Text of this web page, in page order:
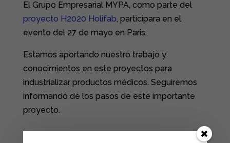
El Grupo Empresarial MYPA, como parte del
proyecto H2020 Holifab, participara en el
evento del 27 de mayo en Paris.
Estamos aportando nuestro trabajo y
conocimientos en este proyectos para
industrializar productos médicos. Seguiremos
informando de los pasos de este importante
proyecto.